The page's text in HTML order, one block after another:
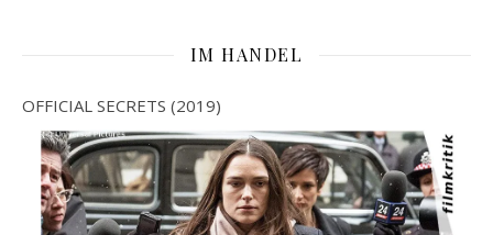
IM HANDEL
OFFICIAL SECRETS (2019)